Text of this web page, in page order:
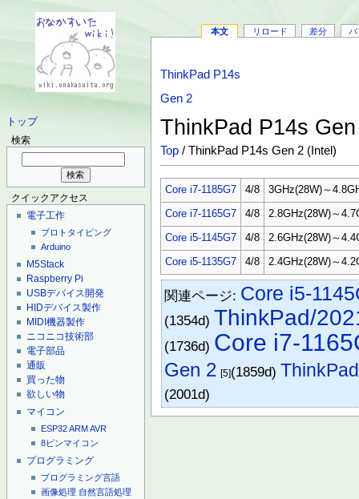
トップ
検索
クイックアクセス
電子工作
プロトタイピング
Arduino
M5Stack
Raspberry Pi
USBデバイス開発
HIDデバイス製作
MIDI機器製作
ニコニコ技術部
電子部品
通販
買った物
欲しい物
マイコン
ESP32ARMAVR
8ピンマイコン
プログラミング
プログラミング言語
画像処理 自然言語処理
本文 リロード 差分 バ
ThinkPad P14s
Gen 2
ThinkPad P14s
Top / ThinkPad P14s Gen 2 (Intel)
Core i7-1185G7 4/8 3GHz(28W)～
Core i7-1165G7 4/8 2.8GHz(28W)～
Core i5-1145G7 4/8 2.6GHz(28W)～
Core i5-1135G7 4/8 2.4GHz(28W)～
関連ページ: Core i5-
(1354d) ThinkPad/
(1736d) Core i7-
Gen 2 [5](1859d)
(2001d)